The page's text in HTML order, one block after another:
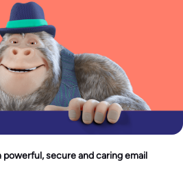
secure and caring email